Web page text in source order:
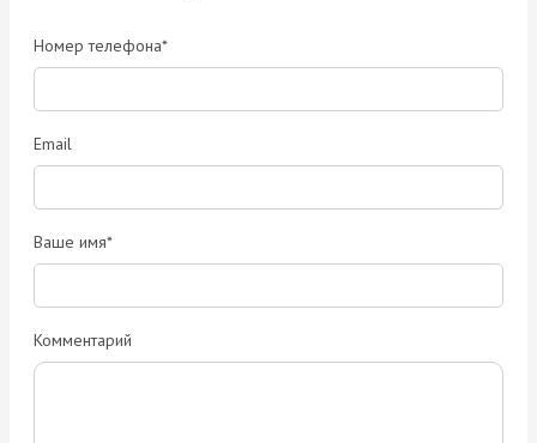
Номер телефона*
Email
Ваше имя*
Комментарий